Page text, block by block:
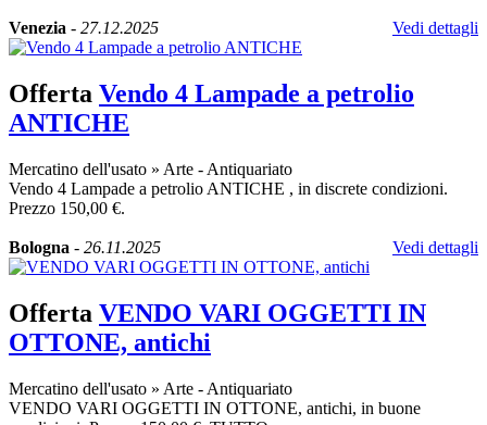
Venezia - 27.12.2025 Vedi dettagli
Offerta Vendo 4 Lampade a petrolio
ANTICHE
Mercatino dell'usato » Arte - Antiquariato
Vendo 4 Lampade a petrolio ANTICHE , in discrete condizioni.
Prezzo 150,00 €.
Bologna - 26.11.2025 Vedi dettagli
Offerta VENDO VARI OGGETTI IN
OTTONE, antichi
Mercatino dell'usato » Arte - Antiquariato
VENDO VARI OGGETTI IN OTTONE, antichi, in buone